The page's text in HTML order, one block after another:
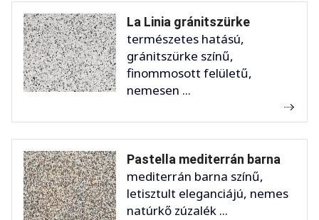
La Linia gránitszürke
természetes hatású,
gránitszürke színű,
finommosott felületű,
nemesen ...
Pastella mediterrán barna
mediterrán barna színű,
letisztult eleganciájú, nemes
natúrkő zúzalék ...